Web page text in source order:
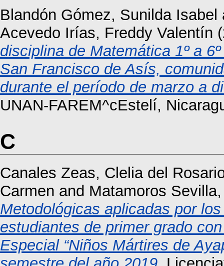
Blandón Gómez, Sunilda Isabel
Acevedo Irías, Freddy Valentín
disciplina de Matemática 1º a
San Francisco de Asís,
durante el período de marzo a
UNAN-FAREM^cEstelí,
C
Canales Zeas, Clelia del
Carmen and Matamoros
Metodológicas aplicadas por
estudiantes de primer grado
Especial “Niños Mártires de